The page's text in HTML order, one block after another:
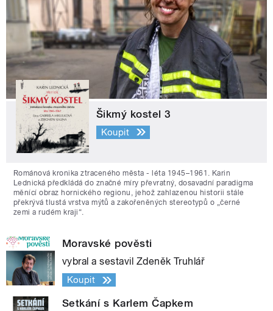
Šikmý kostel 3
Koupit
Románová kronika ztraceného města - léta 1945–1961. Karin
Lednická předkládá do značné míry převratný, dosavadní paradigma
měnící obraz hornického regionu, jehož zahlazenou historii stále
překrývá tlustá vrstva mýtů a zakořeněných stereotypů o „černé
zemi a rudém kraji“.
Moravské pověsti
vybral a sestavil Zdeněk Truhlář
Koupit
Setkání s Karlem Čapkem